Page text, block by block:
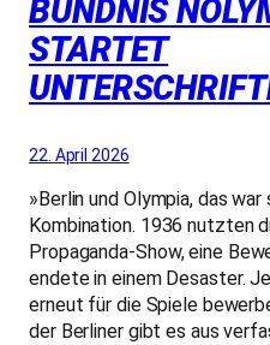
ÜNDNIS
TARTET U
22. April 2026
»Berlin und Olympia, das
Kombination. 1936 nutzten
Propaganda-Show, eine
endete in einem Desaster.
erneut für die Spiele
der Berliner gibt es aus